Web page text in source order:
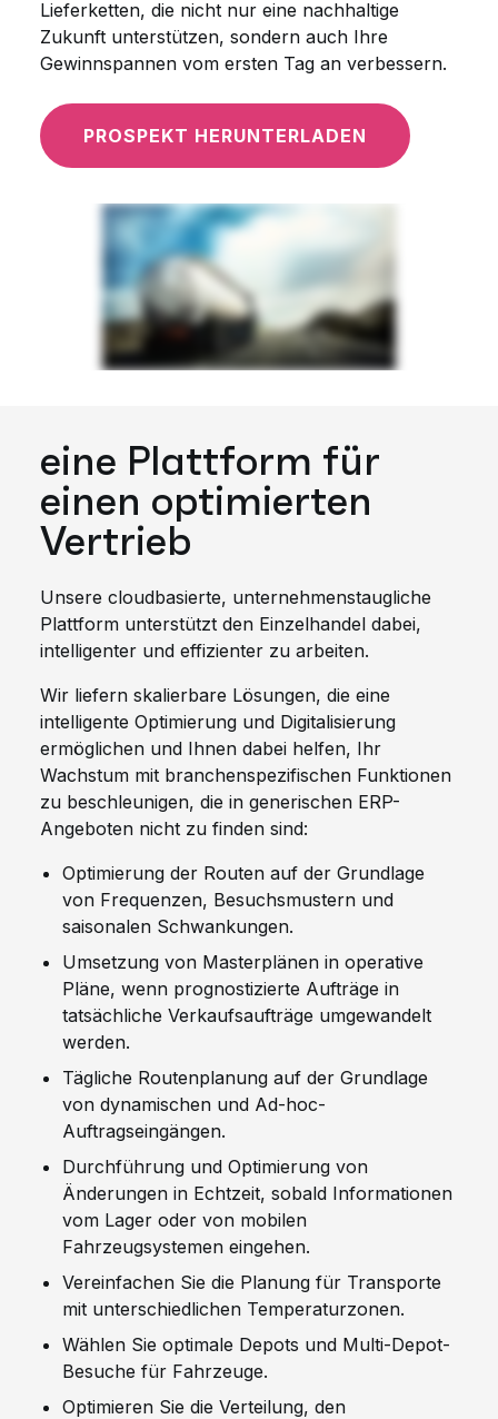
Lieferketten, die nicht nur eine nachhaltige
Zukunft unterstützen, sondern auch Ihre
Gewinnspannen vom ersten Tag an verbessern.
PROSPEKT HERUNTERLADEN
eine Plattform für
einen optimierten
Vertrieb
Unsere cloudbasierte, unternehmenstaugliche
Plattform unterstützt den Einzelhandel dabei,
intelligenter und effizienter zu arbeiten.
Wir liefern skalierbare Lösungen, die eine
intelligente Optimierung und Digitalisierung
ermöglichen und Ihnen dabei helfen, Ihr
Wachstum mit branchenspezifischen Funktionen
zu beschleunigen, die in generischen ERP-
Angeboten nicht zu finden sind:
Optimierung der Routen auf der Grundlage
von Frequenzen, Besuchsmustern und
saisonalen Schwankungen.
Umsetzung von Masterplänen in operative
Pläne, wenn prognostizierte Aufträge in
tatsächliche Verkaufsaufträge umgewandelt
werden.
Tägliche Routenplanung auf der Grundlage
von dynamischen und Ad-hoc-
Auftragseingängen.
Durchführung und Optimierung von
Änderungen in Echtzeit, sobald Informationen
vom Lager oder von mobilen
Fahrzeugsystemen eingehen.
Vereinfachen Sie die Planung für Transporte
mit unterschiedlichen Temperaturzonen.
Wählen Sie optimale Depots und Multi-Depot-
Besuche für Fahrzeuge.
Optimieren Sie die Verteilung, den